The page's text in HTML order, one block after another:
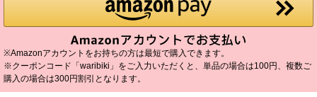
※Amazonアカウントをお持ちの方は最短で購入できます。
※クーポンコード「waribiki」をご入力いただくと、単品の場合は100円、複数ご
購入の場合は300円割引となります。